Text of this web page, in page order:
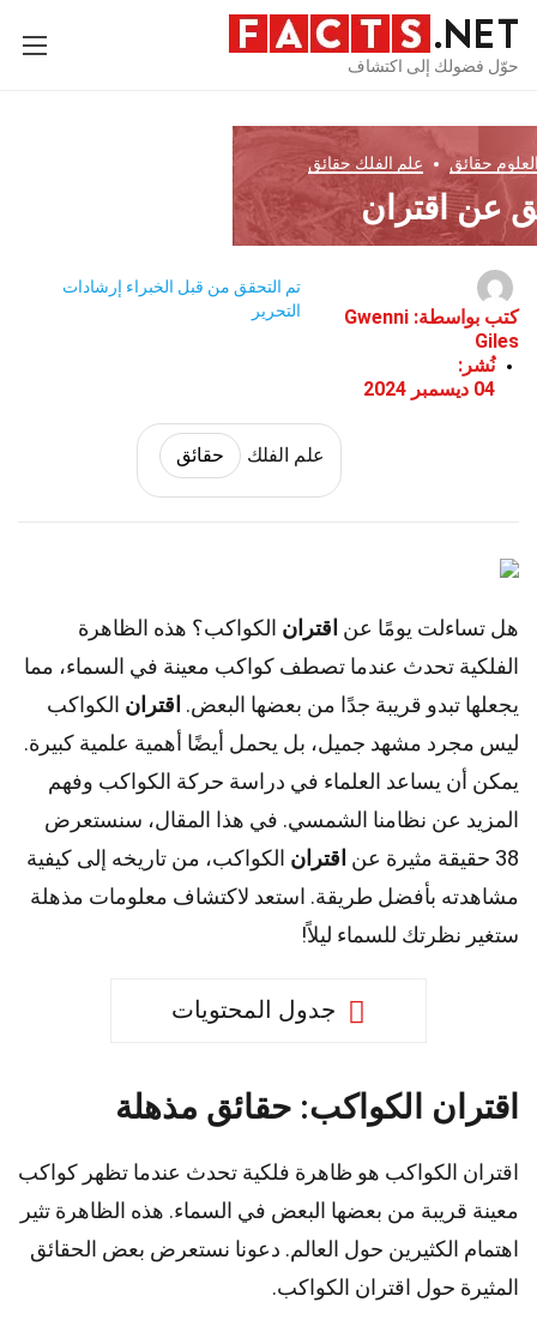
حوّل فضولك إلى اكتشاف
حقائق علم الفلك حقائق
كتب بواسطة: Gwenni
Giles
نُشر:
04 ديسمبر 2024
تم التحقق من قبل الخبراء إرشادات
التحرير
علم الفلك حقائق
هل تساءلت يومًا عن اقتران الكواكب؟ هذه الظاهرة
الفلكية تحدث عندما تصطف كواكب معينة في السماء، مما
يجعلها تبدو قريبة جدًا من بعضها البعض. اقتران الكواكب
ليس مجرد مشهد جميل، بل يحمل أيضًا أهمية علمية كبيرة.
يمكن أن يساعد العلماء في دراسة حركة الكواكب وفهم
المزيد عن نظامنا الشمسي. في هذا المقال، سنستعرض
38 حقيقة مثيرة عن
اقتران الكواكب، من تاريخه إلى كيفية
مشاهدته بأفضل طريقة. استعد لاكتشاف معلومات مذهلة
ستغير نظرتك للسماء ليلاً!
جدول المحتويات
اقتران الكواكب: حقائق مذهلة
اقتران الكواكب هو ظاهرة فلكية تحدث عندما تظهر كواكب
معينة قريبة من بعضها البعض في السماء. هذه الظاهرة تثير
اهتمام الكثيرين حول العالم. دعونا نستعرض بعض الحقائق
المثيرة حول اقتران الكواكب.